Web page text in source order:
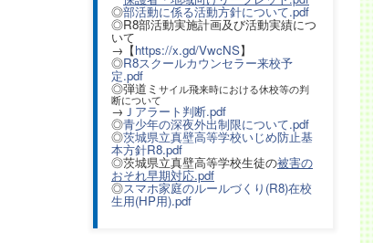
◎部活動に係る活動方針について.pdf
◎R8部活動実施計画及び活動実績につ
いて
→【https://x.gd/VwcNS】
◎R8スクールカウンセラー来校予
定.pdf
◎弾道ミ サイル飛来時における休校等の判
断について
→Ｊアラート判断.pdf
◎青少年の深夜外出制限について.pdf
◎茨城県立真壁高等学校いじめ防止基
本方針R8.pdf
◎茨城県立真壁高等学校生徒の被害の
おそれ早期対応.pdf
◎スマホ家庭のルールづくり(R8)在校
生用(HP用).pdf